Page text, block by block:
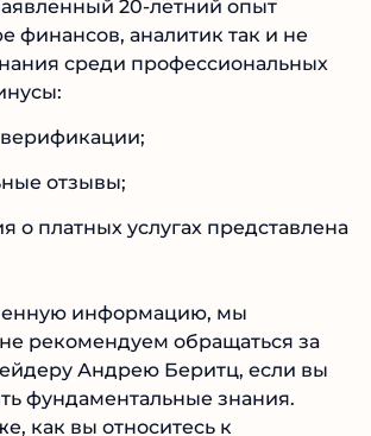
отзыв
20-летний опыт
финансов, аналитик так и не
отзывы;
частично.
информацию, мы
рекомендуем обращаться за
Андрею Беритц, если вы